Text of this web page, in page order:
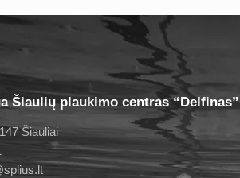
Šiaulių plaukimo centras “Delfinas”
Šiauliai